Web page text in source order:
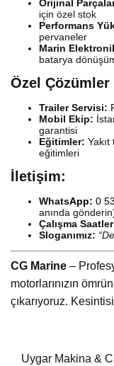
Orijinal
için özel stok
Performans
pervaneler
Marin
batarya
Özel Çözümler
Trailer Servisi:
Mobil Ekip:
garantisi
Eğitimler:
eğitimleri
İletişim:
WhatsApp: 0
anında
Çalışma
Sloganımız:
CG Marine –
motorlarınızın
çıkarıyoruz.
Uygar Makina &